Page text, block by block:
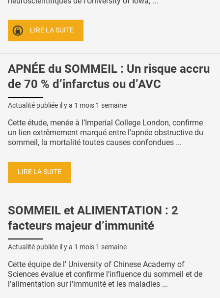
LIRE LA SUITE
APNÉE du SOMMEIL : Un risque accru
de 70 % d’infarctus ou d’AVC
Actualité publiée il y a 1 mois 1 semaine
Cette étude, menée à l’Imperial College London, confirme
un lien extrêmement marqué entre l'apnée obstructive du
sommeil, la mortalité toutes causes confondues ...
LIRE LA SUITE
SOMMEIL et ALIMENTATION : 2
facteurs majeur d’immunité
Actualité publiée il y a 1 mois 1 semaine
Cette équipe de l’ University of Chinese Academy of
Sciences évalue et confirme l’influence du sommeil et de
l'alimentation sur l'immunité et les maladies ...